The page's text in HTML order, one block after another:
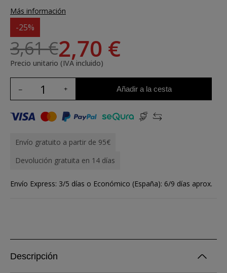
Más información
-25%
3,61 €2,70 €
Precio unitario (IVA incluido)
Añadir a la cesta
Envío gratuito a partir de 95€
Devolución gratuita en 14 días
Envío Express: 3/5 días o Económico (España): 6/9 días aprox.
Descripción